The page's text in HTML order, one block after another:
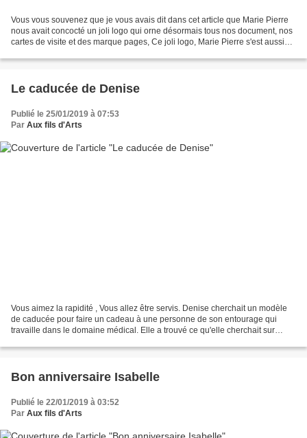
Vous vous souvenez que je vous avais dit dans cet article que Marie Pierre
nous avait concocté un joli logo qui orne désormais tous nos document, nos
cartes de visite et des marque pages, Ce joli logo, Marie Pierre s'est aussi
Le caducée de Denise
Publié le 25/01/2019 à 07:53
Par Aux fils d'Arts
Vous aimez la rapidité , Vous allez être servis. Denise cherchait un modèle
de caducée pour faire un cadeau à une personne de son entourage qui
travaille dans le domaine médical. Elle a trouvé ce qu'elle cherchait sur
Bon anniversaire Isabelle
Publié le 22/01/2019 à 03:52
Par Aux fils d'Arts